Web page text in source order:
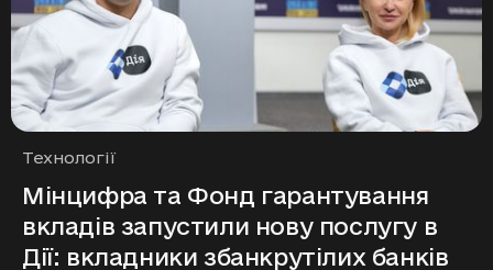
Рубрики
Технології
Мінцифра та Фонд гарантування
вкладів запустили нову послугу в
Дії: вкладники збанкрутілих банків